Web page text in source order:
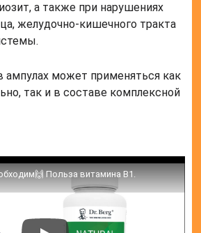
а также при нарушениях
желудочно-кишечного тракта
ампулах может применяться как
так и в составе комплексной
Польза витамина B1.